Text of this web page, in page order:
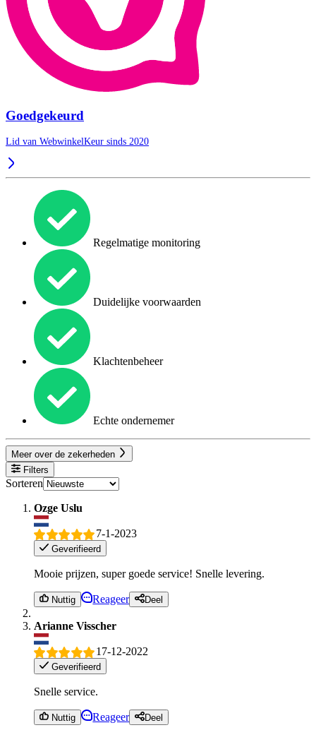
Goedgekeurd
Lid van WebwinkelKeur sinds 2020
Regelmatige monitoring
Duidelijke voorwaarden
Klachtenbeheer
Echte ondernemer
Meer over de zekerheden
Filters
Sorteren
Ozge Uslu
7-1-2023
Geverifieerd
Mooie prijzen, super goede service! Snelle levering.
Nuttig Reageer Deel
Arianne Visscher
17-12-2022
Geverifieerd
Snelle service.
Nuttig Reageer Deel